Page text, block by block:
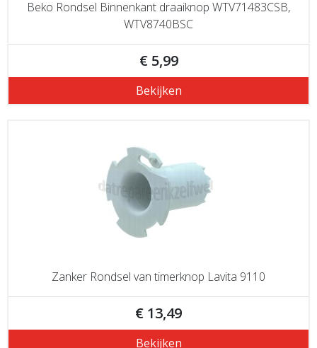
Beko Rondsel Binnenkant draaiknop WTV71483CSB,
WTV8740BSC
€ 5,99
Bekijken
Zanker Rondsel van timerknop Lavita 9110
€ 13,49
Bekijken